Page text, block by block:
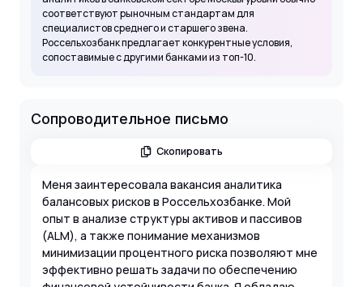
соответствуют рыночным стандартам для
специалистов среднего и старшего звена.
Россельхозбанк предлагает конкурентные условия,
сопоставимые с другими банками из топ-10.
Сопроводительное письмо
Скопировать
Меня заинтересовала вакансия аналитика
балансовых рисков в Россельхозбанке. Мой
опыт в анализе структуры активов и пассивов
(ALM), а также понимание механизмов
минимизации процентного риска позволяют мне
эффективно решать задачи по обеспечению